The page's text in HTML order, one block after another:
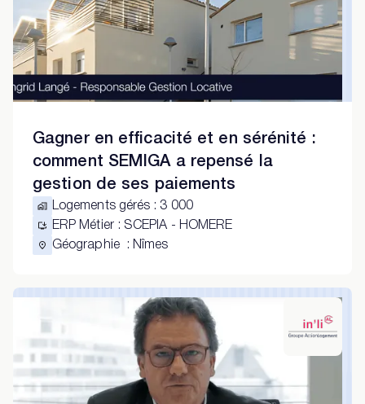
Gagner en efficacité et en sérénité :
comment SEMIGA a repensé la
gestion de ses paiements
Logements gérés : 3 000
ERP Métier: SCEPIA - HOMERE
Géographie
: Nîmes